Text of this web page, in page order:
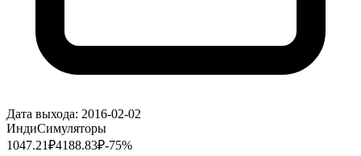
Дата выхода: 2016-02-02
ИндиСимуляторы
1047.21₽4188.83₽-75%